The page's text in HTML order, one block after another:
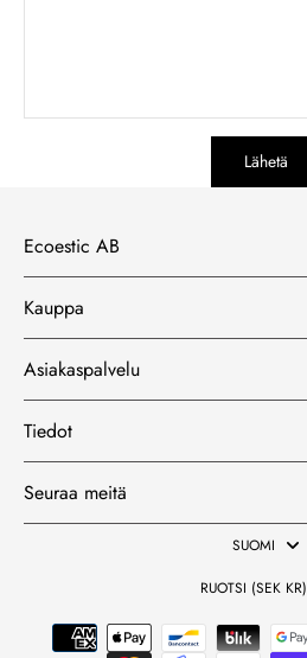
Lähetä
Ecoestic AB
Kauppa
Asiakaspalvelu
Tiedot
Seuraa meitä
SUOMI
RUOTSI (SEK KR)